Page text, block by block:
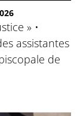
» •
assistantes
de